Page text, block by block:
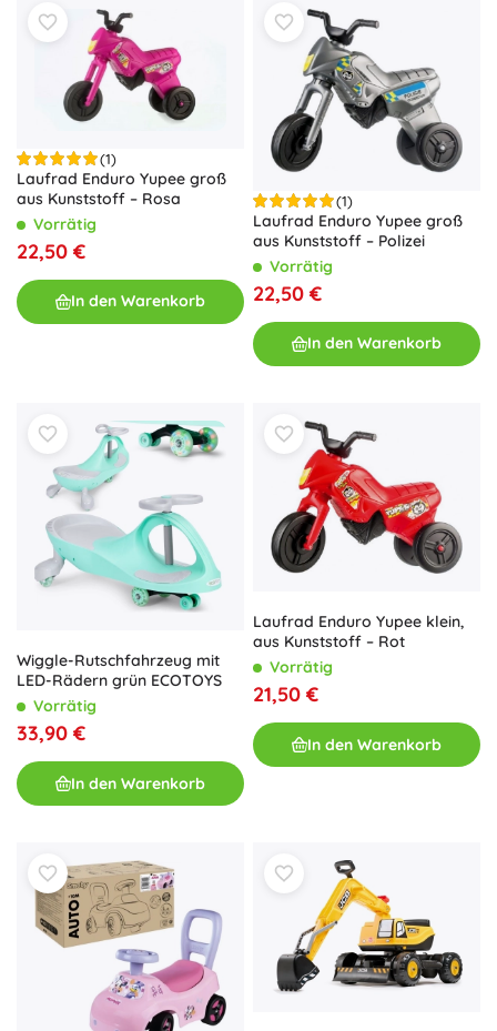
(1)
Laufrad Enduro Yupee groß
aus Kunststoff – Rosa
Vorrätig
22,50 €
In den Warenkorb
(1)
Laufrad Enduro Yupee groß
aus Kunststoff – Polizei
Vorrätig
22,50 €
In den Warenkorb
Wiggle-Rutschfahrzeug mit
LED-Rädern grün ECOTOYS
Vorrätig
33,90 €
In den Warenkorb
Laufrad Enduro Yupee klein,
aus Kunststoff – Rot
Vorrätig
21,50 €
In den Warenkorb